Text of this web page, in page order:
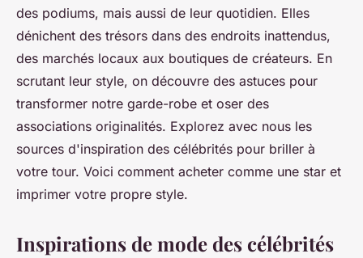
des podiums, mais aussi de leur quotidien. Elles
dénichent des trésors dans des endroits inattendus,
des marchés locaux aux boutiques de créateurs. En
scrutant leur style, on découvre des astuces pour
transformer notre garde-robe et oser des
associations originalités. Explorez avec nous les
sources d'inspiration des célébrités pour briller à
votre tour. Voici comment acheter comme une star et
imprimer votre propre style.
Inspirations de mode des célébrités